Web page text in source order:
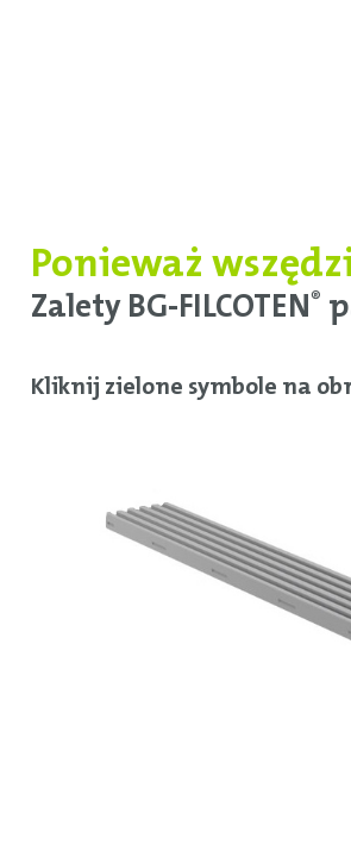
Ponieważ
Zalety BG-FILCOTEN®
Kliknij zielone symbole na